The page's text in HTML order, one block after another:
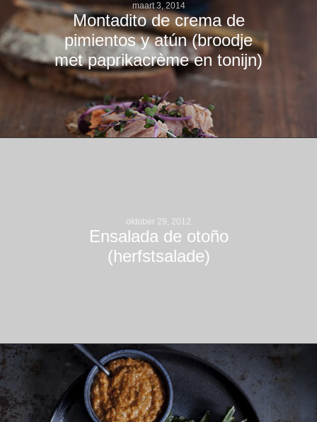
maart 3, 2014
Montadito de crema de
pimientos y atún (broodje
met paprikacrème en tonijn)
oktober 29, 2012
Ensalada de otoño
(herfstsalade)